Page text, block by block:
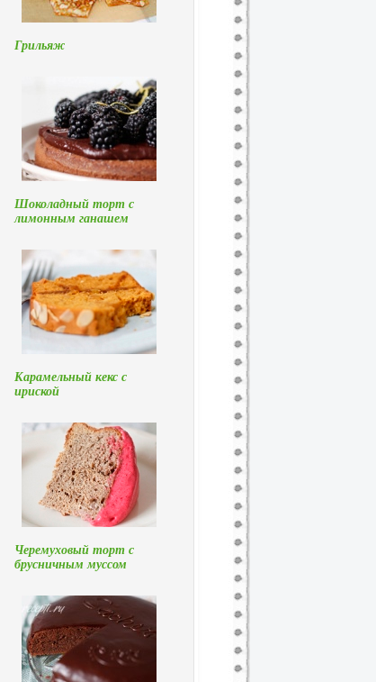
Грильяж
Шоколадный торт с
лимонным ганашем
Карамельный кекс с
ириской
Черемуховый торт с
брусничным муссом